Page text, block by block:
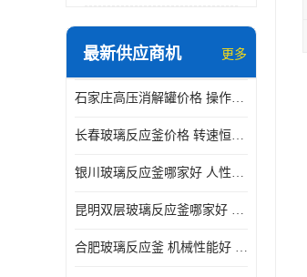
最新供应商机 更多
石家庄高压消解罐价格 操作简单 使用安全
长春玻璃反应釜价格 转速恒定 机械性能好
银川玻璃反应釜哪家好 人性化设计 可连续工作
昆明双层玻璃反应釜哪家好 人性化设计 可连续工作 机械性能好
合肥玻璃反应釜 机械性能好 可连续工作